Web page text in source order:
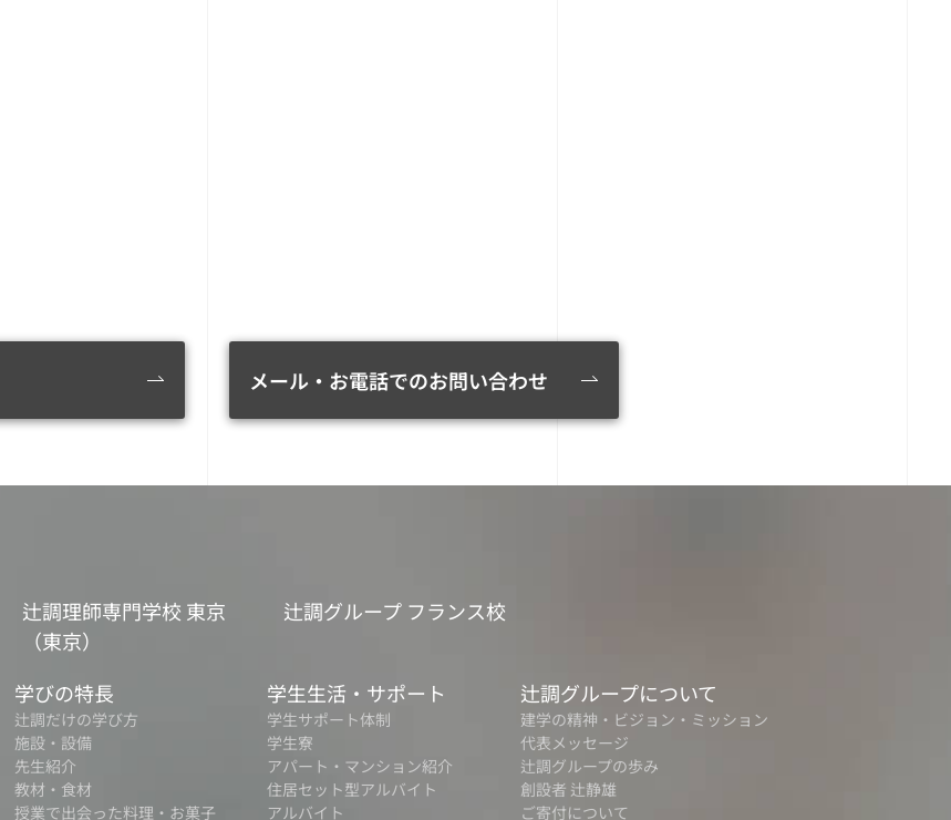
メール・お電話でのお問い合わせ
辻調理師専門学校 東京
（東京）
辻調グループ フランス校
学びの特長
辻調だけの学び方
施設・設備
先生紹介
教材・食材
授業で出会った料理・お菓子
学生生活・サポート
学生サポート体制
学生寮
アパート・マンション紹介
住居セット型アルバイト
アルバイト
辻調グループについて
建学の精神・ビジョン・ミッション
代表メッセージ
辻調グループの歩み
創設者 辻静雄
ご寄付について